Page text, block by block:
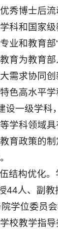
秀博士后
科和国家
业和教育部
育为教育
需求协同
色高水平学
设一级学科
学科领域
育政策的
结构优化
44人、副
学位委员
校教学指